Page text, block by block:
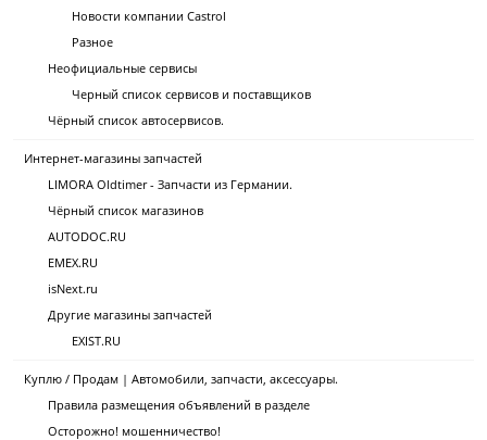
Новости компании Castrol
Разное
Неофициальные сервисы
Черный список сервисов и поставщиков
Чёрный список автосервисов.
Интернет-магазины запчастей
LIMORA Oldtimer - Запчасти из Германии.
Чёрный список магазинов
AUTODOC.RU
EMEX.RU
isNext.ru
Другие магазины запчастей
EXIST.RU
Куплю / Продам | Автомобили, запчасти, аксессуары.
Правила размещения объявлений в разделе
Осторожно! мошенничество!